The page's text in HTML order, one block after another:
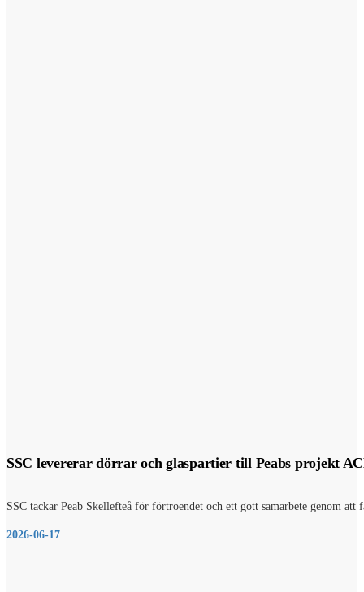
SSC levererar dörrar och glaspartier till Peabs projekt
SSC tackar Peab Skellefteå för förtroendet och ett gott samarbete genom
2026-06-17